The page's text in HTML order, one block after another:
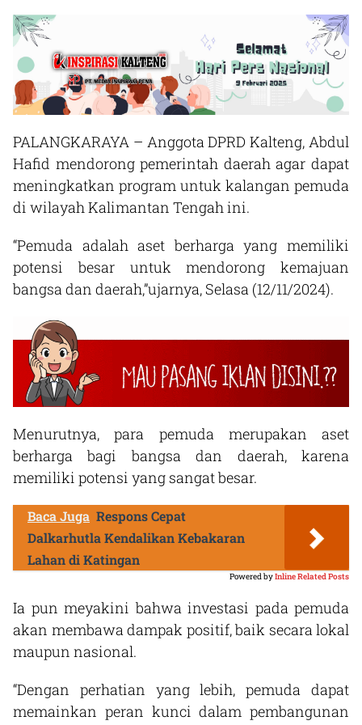
PALANGKARAYA – Anggota DPRD Kalteng, Abdul
Hafid mendorong pemerintah daerah agar dapat
meningkatkan program untuk kalangan pemuda
di wilayah Kalimantan Tengah ini.
“Pemuda adalah aset berharga yang memiliki
potensi besar untuk mendorong kemajuan
bangsa dan daerah,”ujarnya, Selasa (12/11/2024).
Menurutnya, para pemuda merupakan aset
berharga bagi bangsa dan daerah, karena
memiliki potensi yang sangat besar.
Baca Juga Respons Cepat
Dalkarhutla Kendalikan Kebakaran
Lahan di Katingan
Powered byInline Related Posts
Ia pun meyakini bahwa investasi pada pemuda
akan membawa dampak positif, baik secara lokal
maupun nasional.
“Dengan perhatian yang lebih, pemuda dapat
memainkan peran kunci dalam pembangunan